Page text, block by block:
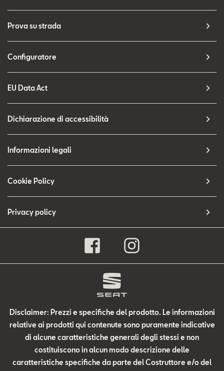
Prova su strada
Configuratore
EU Data Act
Dichiarazione di accessibilità
Informazioni legali
Cookie Policy
Privacy policy
Disclaimer: Prezzi e specifiche del prodotto. Le informazioni
relative ai prodotti qui contenute sono puramente indicative
di alcune caratteristiche generali degli stessi e non
costituiscono in alcun modo descrizione delle
caratteristiche specifiche da parte del Costruttore e/o del